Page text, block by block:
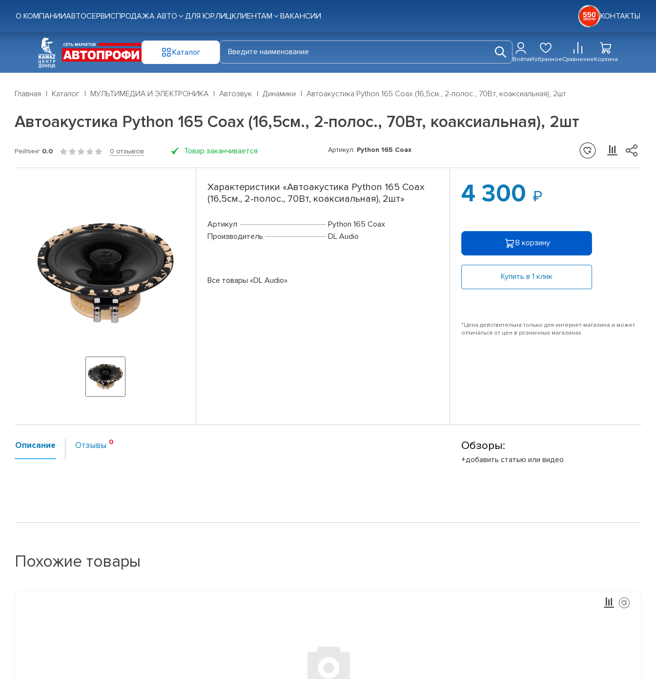
О КОМПАНИИАВТОСЕРВИСПРОДАЖА АВТО ДЛЯ ЮР.ЛИЦКЛИЕНТАМ ВАКАНСИИ КОНТАКТЫ
Каталог
ВойтиИзбранноеСравнениеКорзина
Главная Каталог МУЛЬТИМЕДИА И ЭЛЕКТРОНИКА Автозвук Динамики Автоакустика Python 165 Coax (16,5см., 2-полос., 70Вт, коаксиальная), 2шт
Автоакустика Python 165 Coax (16,5см., 2-полос., 70Вт, коаксиальная), 2шт
Рейтинг 0.0 0 отзывов Товар заканчивается Артикул: Python 165 Coax
Характеристики «Автоакустика Python 165 Coax
(16,5см., 2-полос., 70Вт, коаксиальная), 2шт»
Артикул
Python 165 Coax
Производитель
DL Audio
Все товары «DL Audio»
4 300
В корзину
Купить в 1 клик
*Цена действительна только для интернет-магазина и может
отличаться от цен в розничных магазинах
Описание Отзывы Обзоры:
+добавить статью или видео
Похожие товары